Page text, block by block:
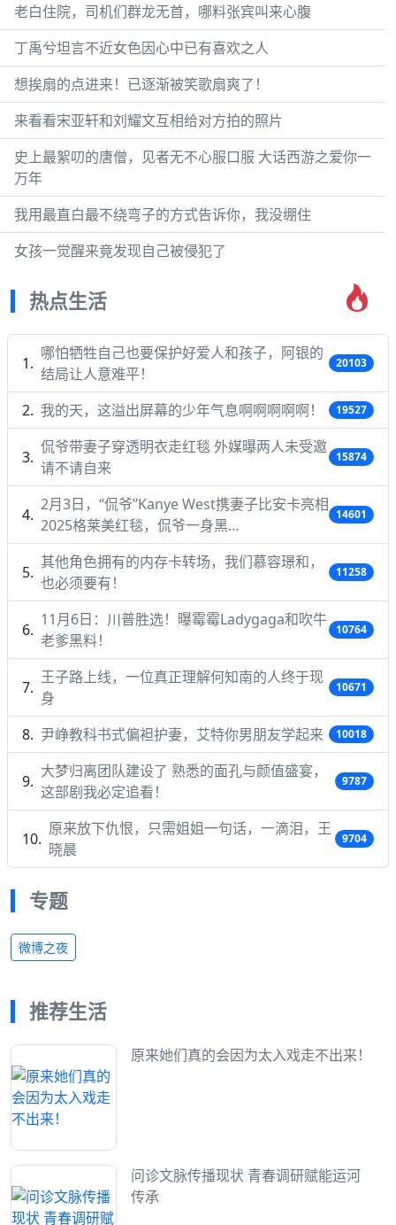
老白住院，司机们群龙无首，哪料张宾叫来心腹
丁禹兮坦言不近女色因心中已有喜欢之人
想挨扇的点进来！已逐渐被笑歌扇爽了！
来看看宋亚轩和刘耀文互相给对方拍的照片
史上最絮叨的唐僧，见者无不心服口服 大话西游之爱你一
万年
我用最直白最不绕弯子的方式告诉你，我没绷住
女孩一觉醒来竟发现自己被侵犯了
热点生活
哪怕牺牲自己也要保护好爱人和孩子，阿银的
结局让人意难平！
20103
我的天，这溢出屏幕的少年气息啊啊啊啊啊！ 19527
侃爷带妻子穿透明衣走红毯 外媒曝两人未受邀
请不请自来
15874
2月3日，“侃爷”Kanye West携妻子比安卡亮相
2025格莱美红毯，侃爷一身黑…
14601
其他角色拥有的内存卡转场，我们慕容璟和，
也必须要有！
11258
11月6日：川普胜选！曝霉霉Ladygaga和吹牛
老爹黑料！
10764
王子路上线，一位真正理解何知南的人终于现
身
10671
尹峥教科书式偏袒护妻，艾特你男朋友学起来 10018
大梦归离团队建设了 熟悉的面孔与颜值盛宴，
这部剧我必定追看！
9787
原来放下仇恨，只需姐姐一句话，一滴泪，王
晓晨
9704
专题
微博之夜
推荐生活
原来她们真的会因为太入戏走不出来！
问诊文脉传播现状 青春调研赋能运河
传承